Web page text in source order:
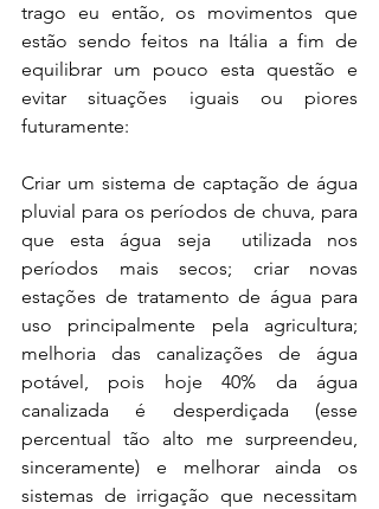
trago eu então, os movimentos que
estão sendo feitos na Itália a fim de
equilibrar um pouco esta questão e
evitar situações iguais ou piores
futuramente:
Criar um sistema de captação de água
pluvial para os períodos de chuva, para
que esta água seja  utilizada nos
períodos mais secos; criar novas
estações de tratamento de água para
uso principalmente pela agricultura;
melhoria das canalizações de água
potável, pois hoje 40% da água
canalizada é desperdiçada (esse
percentual tão alto me surpreendeu,
sinceramente) e melhorar ainda os
sistemas de irrigação que necessitam